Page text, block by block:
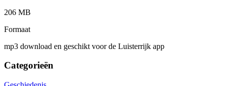
206 MB
Formaat
mp3 download en geschikt voor de Luisterrijk app
Categorieën